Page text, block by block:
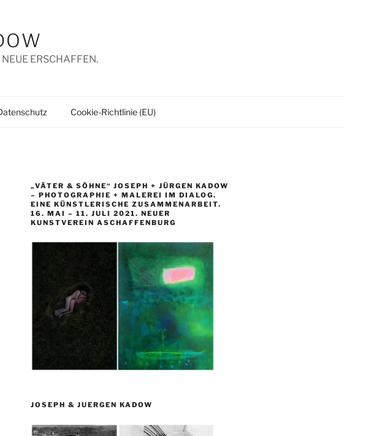
ERSCHAFFEN.
Cookie-Richtlinie (EU)
„VÄTER & SÖHNE“ JOSEPH + JÜRGEN KADOW
– PHOTOGRAPHIE + MALEREI IM DIALOG.
EINE KÜNSTLERISCHE ZUSAMMENARBEIT.
16. MAI – 11. JULI 2021. NEUER
KUNSTVEREIN ASCHAFFENBURG
JOSEPH & JUERGEN KADOW